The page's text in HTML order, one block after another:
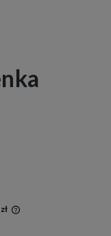
płatności